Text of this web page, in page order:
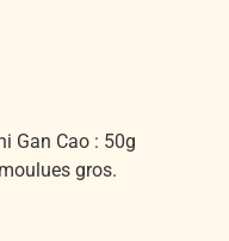
Gan Cao : 50g
gros.